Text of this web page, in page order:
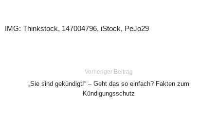
IMG: Thinkstock, 147004796, iStock, PeJo29
Vorheriger Beitrag
„Sie sind gekündigt!“ – Geht das so einfach? Fakten zum
Kündigungsschutz